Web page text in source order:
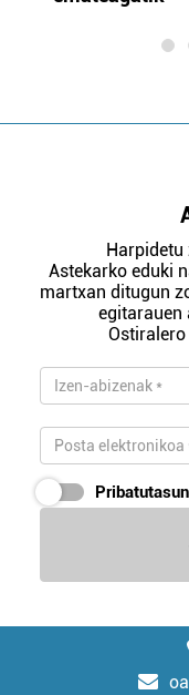
Astekarko eduki
martxan ditugun
egitarauen